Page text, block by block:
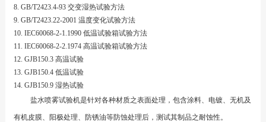
8. GB/T2423.4-93 交变湿热试验方法
9. GB/T2423.22-2001 温度变化试验方法
10. IEC60068-2-1.1990 低温试验箱试验方法
11. IEC60068-2-2.1974 高温试验箱试验方法
12. GJB150.3 高温试验
13. GJB150.4 低温试验
14. GJB150.9 湿热试验
盐水喷雾试验机是针对各种材质之表面处理，包含涂料、电镀、无机及
有机皮膜、阳极处理、防锈油等防蚀处理后，测试其制品之耐蚀性。